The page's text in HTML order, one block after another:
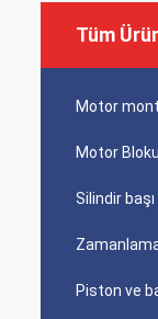
Tüm
Motor
Motor
Silindir
Piston ve